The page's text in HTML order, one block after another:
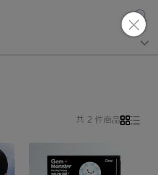
共 2 件商品